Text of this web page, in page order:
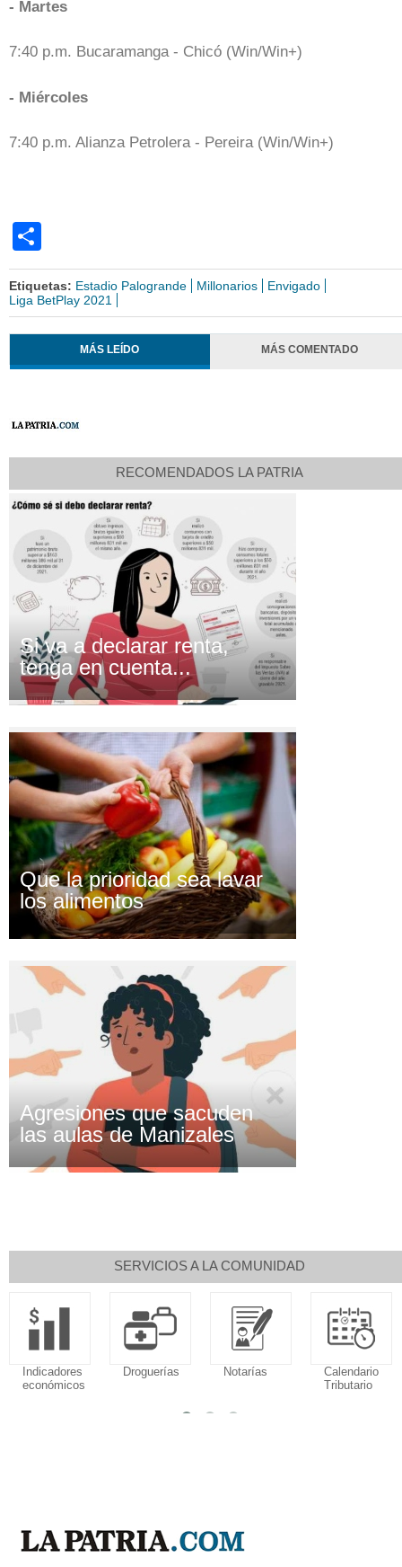
- Martes
7:40 p.m. Bucaramanga - Chicó (Win/Win+)
- Miércoles
7:40 p.m. Alianza Petrolera - Pereira (Win/Win+)
Etiquetas: Estadio Palogrande Millonarios
Envigado
Liga BetPlay 2021
MÁS LEÍDO MÁS COMENTADO
RECOMENDADOS LA PATRIA
Si va a declarar renta,
tenga en cuenta...
Que la prioridad sea lavar
los alimentos
Agresiones que sacuden
las aulas de Manizales
SERVICIOS A LA COMUNIDAD
Indicadores
económicos
Droguerías Notarías
Calendario
Tributario